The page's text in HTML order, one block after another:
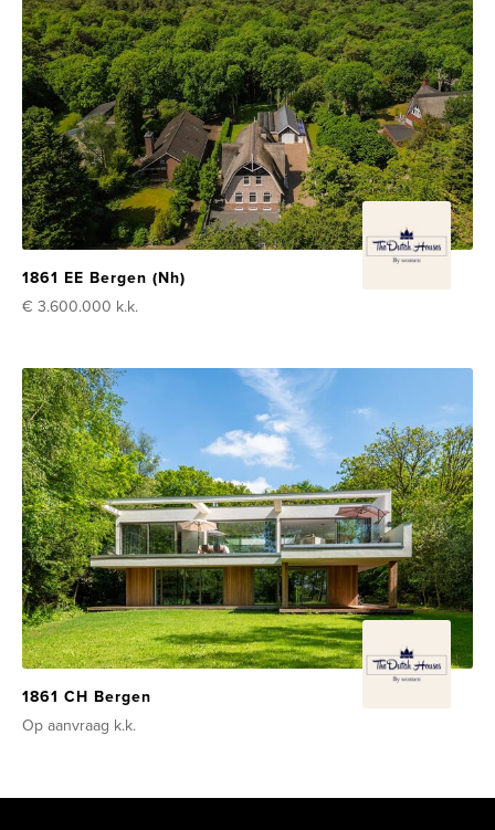
1861 EE Bergen (Nh)
€ 3.600.000 k.k.
1861 CH Bergen
Op aanvraag k.k.